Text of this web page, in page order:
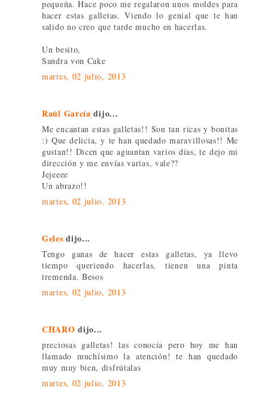
pequeña. Hace poco me regalaron unos moldes para
hacer estas galletas. Viendo lo genial que te han
salido no creo que tarde mucho en hacerlas.
Un besito,
Sandra von Cake
martes, 02 julio, 2013
Raúl García dijo...
Me encantan estas galletas!! Son tan ricas y bonitas
:) Que delicia, y te han quedado maravillosas!! Me
gustan!! Dicen que aguantan varios días, te dejo mi
dirección y me envías varias, vale??
Jejeeee
Un abrazo!!
martes, 02 julio, 2013
Geles dijo...
Tengo ganas de hacer estas galletas, ya llevo
tiempo queriendo hacerlas, tienen una pinta
tremenda. Besos
martes, 02 julio, 2013
CHARO dijo...
preciosas galletas! las conocía pero hoy me han
llamado muchísimo la atención! te han quedado
muy muy bien, disfrútalas
martes, 02 julio, 2013